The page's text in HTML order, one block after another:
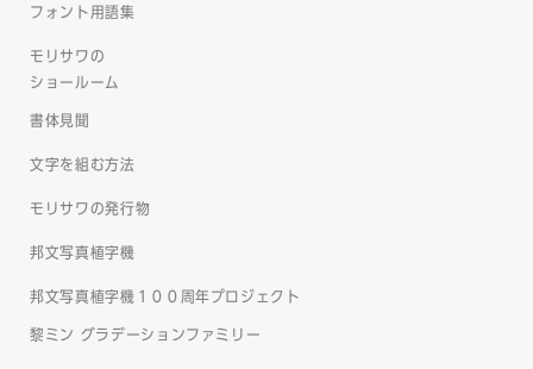
フォント用語集
モリサワの
ショールーム
書体見聞
文字を組む方法
モリサワの発行物
邦文写真植字機
邦文写真植字機１００周年プロジェクト
黎ミン グラデーションファミリー